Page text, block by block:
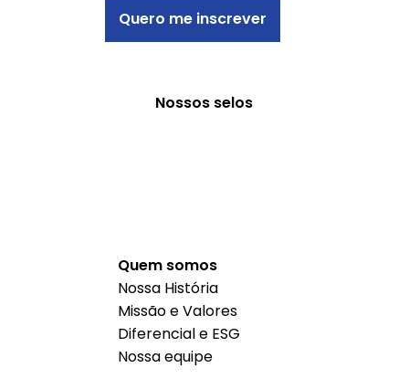
Quem somos
Nossa História
Missão e Valores
Diferencial e ESG
Nossa equipe
Quero me inscrever
Nossos selos